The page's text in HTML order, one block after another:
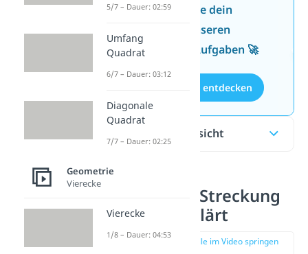
Jetzt neu: Teste dein
Wissen mit unseren
kostenlosen Aufgaben 🚀
Aufgaben entdecken
Inhaltsübersicht
Zentrische Streckung
einfach erklärt
zur Stelle im Video springen
5/7 – Dauer: 02:59
Umfang
Quadrat
6/7 – Dauer: 03:12
Diagonale
Quadrat
7/7 – Dauer: 02:25
Geometrie
Vierecke
Vierecke
1/8 – Dauer: 04:53